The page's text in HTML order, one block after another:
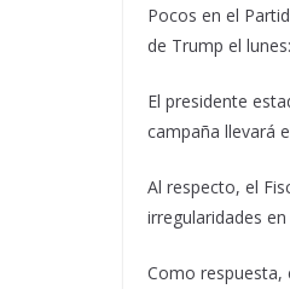
Pocos en el
de Trump el
El presidente
campaña llevará
Al respecto, el
irregularidades
Como respuesta,